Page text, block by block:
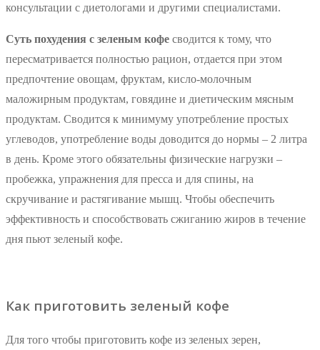
консультации с диетологами и другими специалистами.
Суть похудения с зеленым кофе сводится к тому, что
пересматривается полностью рацион, отдается при этом
предпочтение овощам, фруктам, кисло-молочным
маложирным продуктам, говядине и диетическим мясным
продуктам. Сводится к минимуму употребление простых
углеводов, употребление воды доводится до нормы – 2 литра
в день. Кроме этого обязательны физические нагрузки –
пробежка, упражнения для пресса и для спины, на
скручивание и растягивание мышц. Чтобы обеспечить
эффективность и способствовать сжиганию жиров в течение
дня пьют зеленый кофе.
Как приготовить зеленый кофе
Для того чтобы приготовить кофе из зеленых зерен,